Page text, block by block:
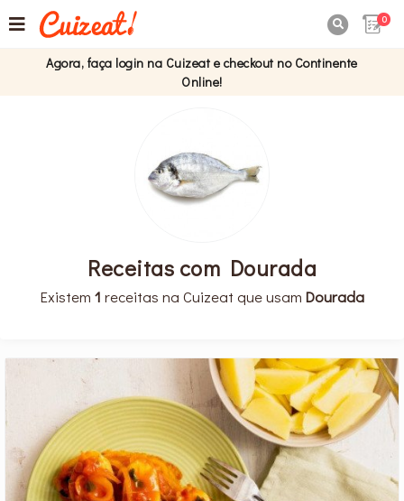
0
Agora, faça login na Cuizeat e checkout no Continente
Online!
Receitas com Dourada
Existem 1 receitas na Cuizeat que usam Dourada